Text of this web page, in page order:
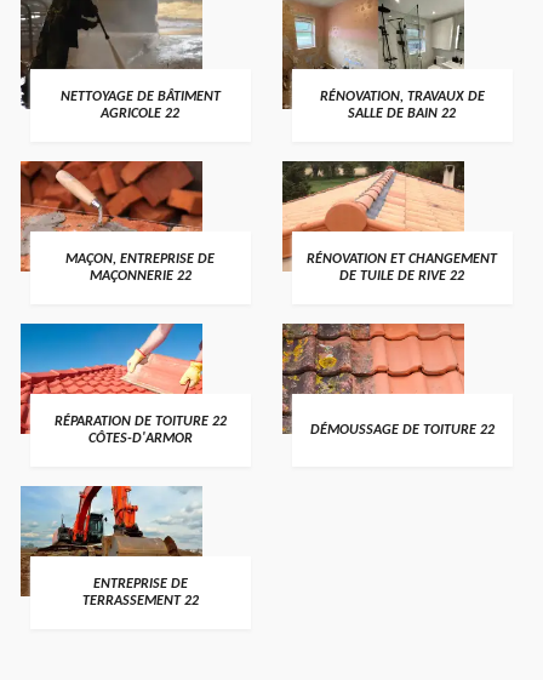
NETTOYAGE DE BÂTIMENT
AGRICOLE 22
RÉNOVATION, TRAVAUX DE
SALLE DE BAIN 22
MAÇON, ENTREPRISE DE
MAÇONNERIE 22
RÉNOVATION ET CHANGEMENT
DE TUILE DE RIVE 22
RÉPARATION DE TOITURE 22
CÔTES-D'ARMOR
DÉMOUSSAGE DE TOITURE 22
ENTREPRISE DE
TERRASSEMENT 22